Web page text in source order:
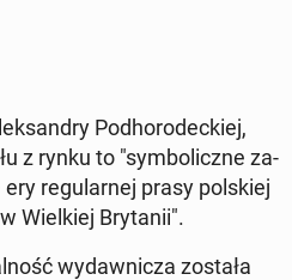
Pod­ho­ro­dec­kiej,
z rynku to "sym­bo­licz­ne za­
re­gu­lar­nej prasy pol­skiej
Wiel­kiej Bry­ta­nii".
wy­daw­ni­cza została